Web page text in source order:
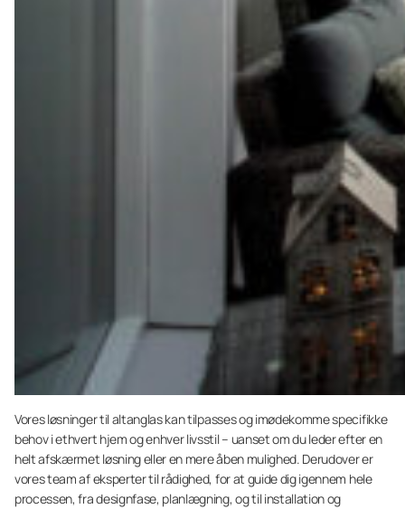
Vores løsninger til altanglas kan tilpasses og imødekomme specifikke
behov i ethvert hjem og enhver livsstil – uanset om du leder efter en
helt afskærmet løsning eller en mere åben mulighed. Derudover er
vores team af eksperter til rådighed, for at guide dig igennem hele
processen, fra designfase, planlægning, og til installation og